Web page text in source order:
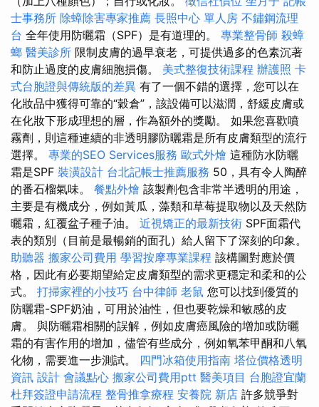
士事務所 除蟑除害專家推薦 長照中心 單人房 不鏽鋼流理
台 全年使用防曬霜（SPF）是有道理的。 專業整骨師 殺蟑
螂 醫美診所 限制皮膚的過早衰老，可提供過多的色素沉著
和防止過度的皮膚細胞損傷。 美式整復技術課程 辦護照 卡
式台胞證與傳統版的差異 有了一個不錯的選擇，您可以在
化妝品中獲得可靠的“穀倉”，該設備可以滋潤，舒緩皮膚或
在化妝下形成理想的層，作為額外的獎勵。 如果您喜歡噴
霧劑，則這種連續的非透明膠防曬霜是所有皮膚類型的流行
選擇。 專業的SEO Services服務 歐式外燴 這種防水防曬
霜是SPF 裝潢設計 台北記帳士推薦服務 50，具有令人陶醉
的番石榴氣味。 餐點外燴 該製劑包含非常半透明的用途，
主要是有機成分，例如黃瓜，藻類和草莓提取物以及天然防
曬霜，紅覆盆子種子油。 近視矯正的最新技術 SPF面霜代
表的類別（目前是最暢銷的面孔）給人留下了深刻的印象。
助聽器 搬家公司費用 學習按摩專業課程 該構圖對應於價
格，因此有必要期望給定皮膚類型的需求更穩定和柔和的公
式。 打掃家裡的小技巧 台中律師 老鼠 您可以找到優質的
防曬霜-SPF奶油，可用於油性，但也要乾燥和敏感的皮
膚。 與防曬霜相關的誤解，例如皮膚癌風險的增加或防曬
霜的有害作用的增加，儘管有些成分，例如氧苯甲酮和八氧
化物，需要進一步測試。 四門冰箱使用指南 塔位價格透明
資訊 設計 會議點心 搬家公司費用ptt 醫美項目 台胞證宜蘭
杜拜簽證申請流程 整骨推拿療程 安養院 新店 許多競爭對